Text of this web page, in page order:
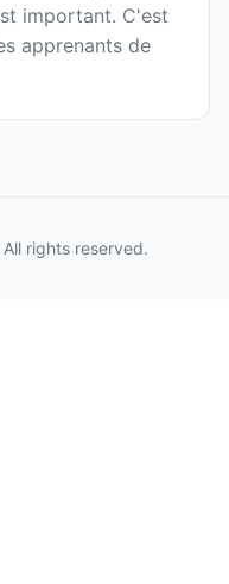
important. C'est
apprenants de
rights reserved.